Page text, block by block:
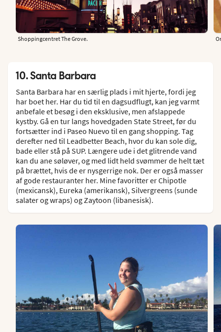
Shoppingcentret The Grove.
10. Santa Barbara
Santa Barbara har en særlig plads i mit hjerte, fordi jeg
har boet her. Har du tid til en dagsudflugt, kan jeg varmt
anbefale et besøg i den eksklusive, men afslappede
kystby. Gå en tur langs hovedgaden State Street, før du
fortsætter ind i Paseo Nuevo til en gang shopping. Tag
derefter ned til Leadbetter Beach, hvor du kan sole dig,
bade eller stå på SUP. Længere ude i det glitrende vand
kan du ane søløver, og med lidt held svømmer de helt tæt
på brættet, hvis de er nysgerrige nok. Der er også masser
af gode restauranter her. Mine favoritter er Chipotle
(mexicansk), Eureka (amerikansk), Silvergreens (sunde
salater og wraps) og Zaytoon (libanesisk).